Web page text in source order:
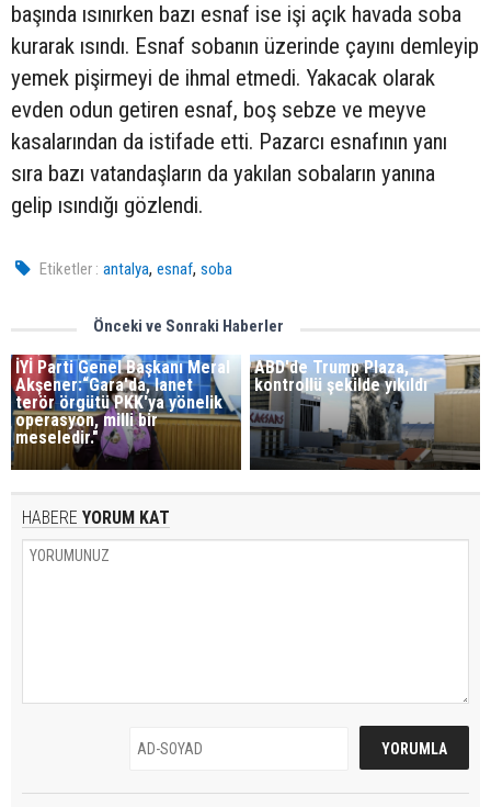
başında ısınırken bazı esnaf ise işi açık havada soba
kurarak ısındı. Esnaf sobanın üzerinde çayını demleyip
yemek pişirmeyi de ihmal etmedi. Yakacak olarak
evden odun getiren esnaf, boş sebze ve meyve
kasalarından da istifade etti. Pazarcı esnafının yanı
sıra bazı vatandaşların da yakılan sobaların yanına
gelip ısındığı gözlendi.
Etiketler : antalya,esnaf,soba
Önceki ve Sonraki Haberler
İYİ Parti Genel Başkanı Meral
Akşener:“Gara'da, lanet
terör örgütü PKK'ya yönelik
operasyon, milli bir
meseledir."
ABD'de Trump Plaza,
kontrollü şekilde yıkıldı
HABERE YORUM KAT